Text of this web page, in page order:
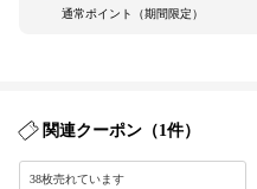
通常ポイント（期間限定）
関連クーポン（1件）
38枚売れています